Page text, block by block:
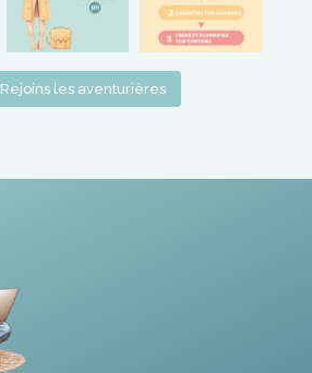
Rejoins les aventurières